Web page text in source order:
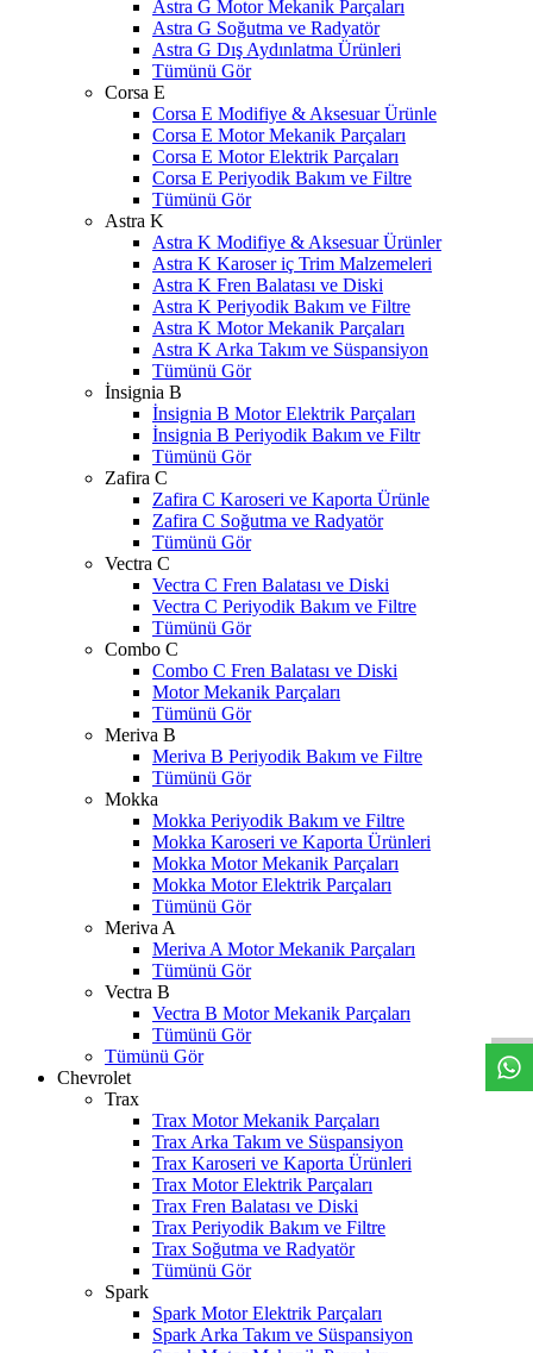
Astra G Motor Mekanik Parçaları
Astra G Soğutma ve Radyatör
Astra G Dış Aydınlatma Ürünleri
Tümünü Gör
Corsa E
Corsa E Modifiye & Aksesuar Ürünle
Corsa E Motor Mekanik Parçaları
Corsa E Motor Elektrik Parçaları
Corsa E Periyodik Bakım ve Filtre
Tümünü Gör
Astra K
Astra K Modifiye & Aksesuar Ürünler
Astra K Karoser iç Trim Malzemeleri
Astra K Fren Balatası ve Diski
Astra K Periyodik Bakım ve Filtre
Astra K Motor Mekanik Parçaları
Astra K Arka Takım ve Süspansiyon
Tümünü Gör
İnsignia B
İnsignia B Motor Elektrik Parçaları
İnsignia B Periyodik Bakım ve Filtr
Tümünü Gör
Zafira C
Zafira C Karoseri ve Kaporta Ürünle
Zafira C Soğutma ve Radyatör
Tümünü Gör
Vectra C
Vectra C Fren Balatası ve Diski
Vectra C Periyodik Bakım ve Filtre
Tümünü Gör
Combo C
Combo C Fren Balatası ve Diski
Motor Mekanik Parçaları
Tümünü Gör
Meriva B
Meriva B Periyodik Bakım ve Filtre
Tümünü Gör
Mokka
Mokka Periyodik Bakım ve Filtre
Mokka Karoseri ve Kaporta Ürünleri
Mokka Motor Mekanik Parçaları
Mokka Motor Elektrik Parçaları
Tümünü Gör
Meriva A
Meriva A Motor Mekanik Parçaları
Tümünü Gör
Vectra B
Vectra B Motor Mekanik Parçaları
Tümünü Gör
Tümünü Gör
Chevrolet
Trax
Trax Motor Mekanik Parçaları
Trax Arka Takım ve Süspansiyon
Trax Karoseri ve Kaporta Ürünleri
Trax Motor Elektrik Parçaları
Trax Fren Balatası ve Diski
Trax Periyodik Bakım ve Filtre
Trax Soğutma ve Radyatör
Tümünü Gör
Spark
Spark Motor Elektrik Parçaları
Spark Arka Takım ve Süspansiyon